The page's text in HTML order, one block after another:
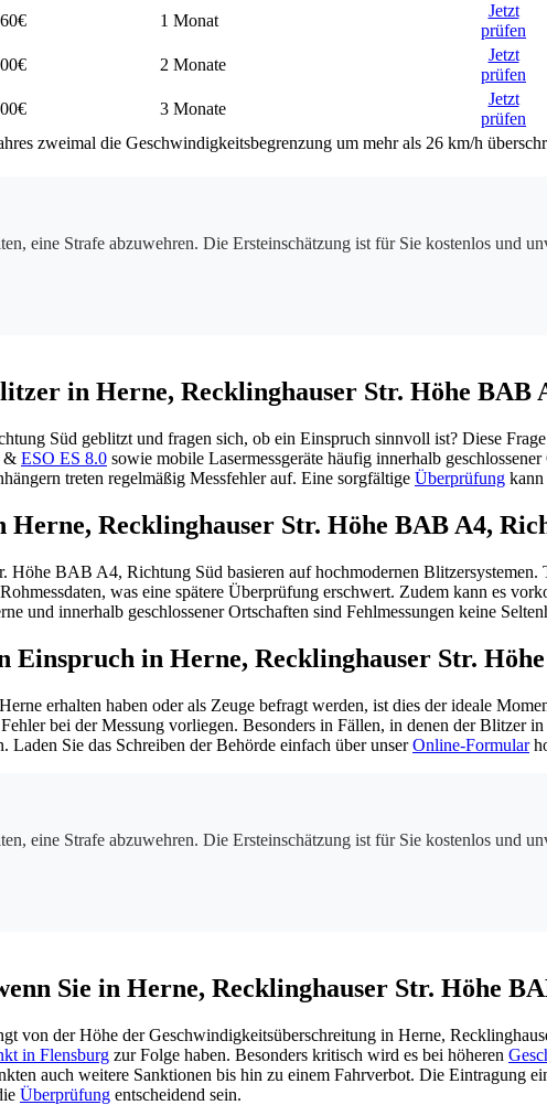
1 Monat
Jetzt
prüfen
2 Monate
Jetzt
prüfen
3 Monate
Jetzt
prüfen
zweimal die Geschwindigkeitsbegrenzung um mehr als 26 km/h
eine Strafe abzuwehren. Die Ersteinschätzung ist für Sie kostenlos und
in Herne, Recklinghauser Str. Höhe BAB
Süd geblitzt und fragen sich, ob ein Einspruch sinnvoll ist? Diese
& ESO ES 8.0 sowie mobile Lasermessgeräte häufig innerhalb
treten regelmäßig Messfehler auf. Eine sorgfältige Überprüfung kann
Herne, Recklinghauser Str. Höhe BAB A4,
BAB A4, Richtung Süd basieren auf hochmodernen
was eine spätere Überprüfung erschwert. Zudem kann es
und innerhalb geschlossener Ortschaften sind Fehlmessungen keine
in Herne, Recklinghauser Str.
erhalten haben oder als Zeuge befragt werden, ist dies der ideale
bei der Messung vorliegen. Besonders in Fällen, in denen der Blitzer
Laden Sie das Schreiben der Behörde einfach über unserOnline-Formular
eine Strafe abzuwehren. Die Ersteinschätzung ist für Sie kostenlos und
Sie in Herne, Recklinghauser Str. Höhe
von der Höhe der Geschwindigkeitsüberschreitung in Herne,
in Flensburg zur Folge haben. Besonders kritisch wird es bei höheren
auch weitere Sanktionen bis hin zu einem Fahrverbot. Die Eintragung
Überprüfung entscheidend sein.